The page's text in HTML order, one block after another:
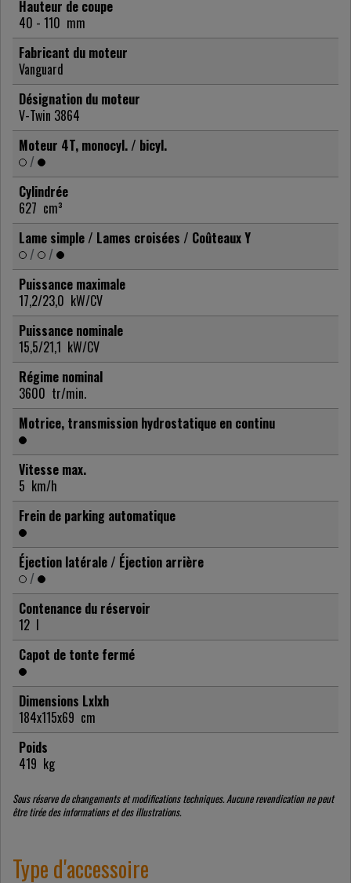
Hauteur de coupe
40 - 110 mm
Fabricant du moteur
Vanguard
Désignation du moteur
V-Twin 3864
Moteur 4T, monocyl. / bicyl.
/
Cylindrée
627 cm³
Lame simple / Lames croisées / Coûteaux Y
/
/
Puissance maximale
17,2/23,0 kW/CV
Puissance nominale
15,5/21,1 kW/CV
Régime nominal
3600 tr/min.
Motrice, transmission hydrostatique en continu
Vitesse max.
5 km/h
Frein de parking automatique
Éjection latérale / Éjection arrière
/
Contenance du réservoir
12 l
Capot de tonte fermé
Dimensions Lxlxh
184x115x69 cm
Poids
419 kg
Sous réserve de changements et modifications techniques. Aucune revendication ne peut
être tirée des informations et des illustrations.
Type d'accessoire